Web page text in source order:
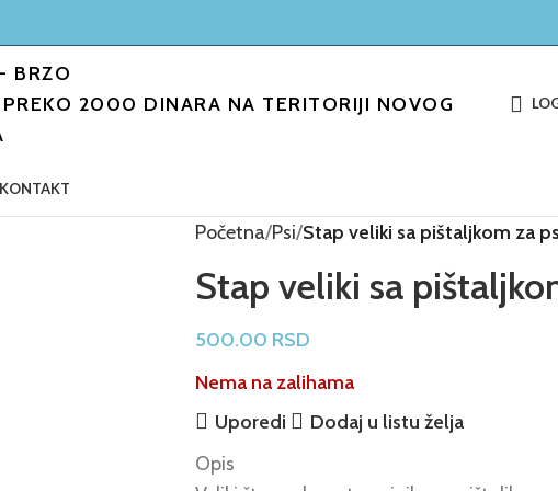
BRZO
2000 DINARA NA TERITORIJI NOVOG
KONTAKT
Početna Psi Stap veliki sa pištaljkom za
Stap veliki sa
500.00 RSD
Nema na zalihama
Uporedi
Dodaj u listu želja
Opis